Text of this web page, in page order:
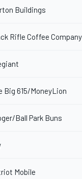
Buildings
Rifle Coffee Company
Big 615/MoneyLion
Ball Park Buns
Mobile